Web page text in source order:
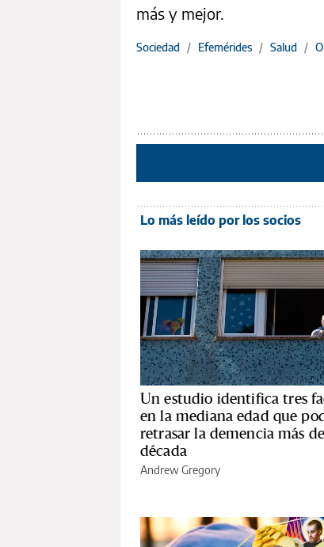
más y mejor.
Sociedad / Efemérides / Salud /
Lo más leído por los socios
Un estudio identifica tres
en la mediana edad que
retrasar la demencia más
década
Andrew Gregory